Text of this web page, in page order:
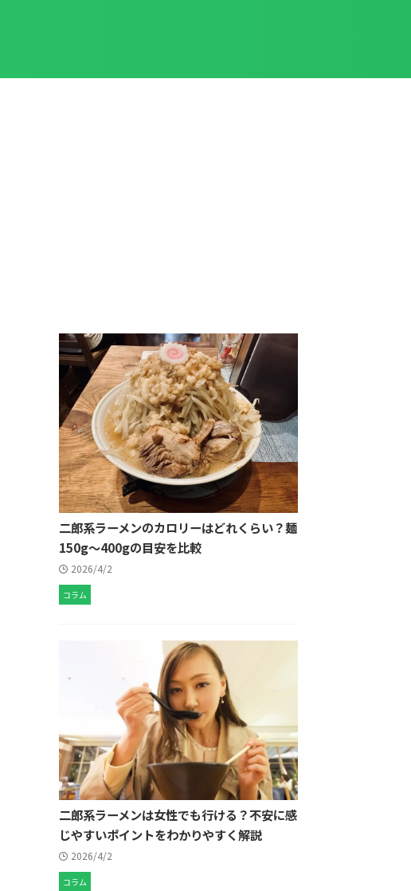
二郎系ラーメンのカロリーはどれくらい？麺
150g〜400gの目安を比較
2026/4/2
コラム
二郎系ラーメンは女性でも行ける？不安に感
じやすいポイントをわかりやすく解説
2026/4/2
コラム